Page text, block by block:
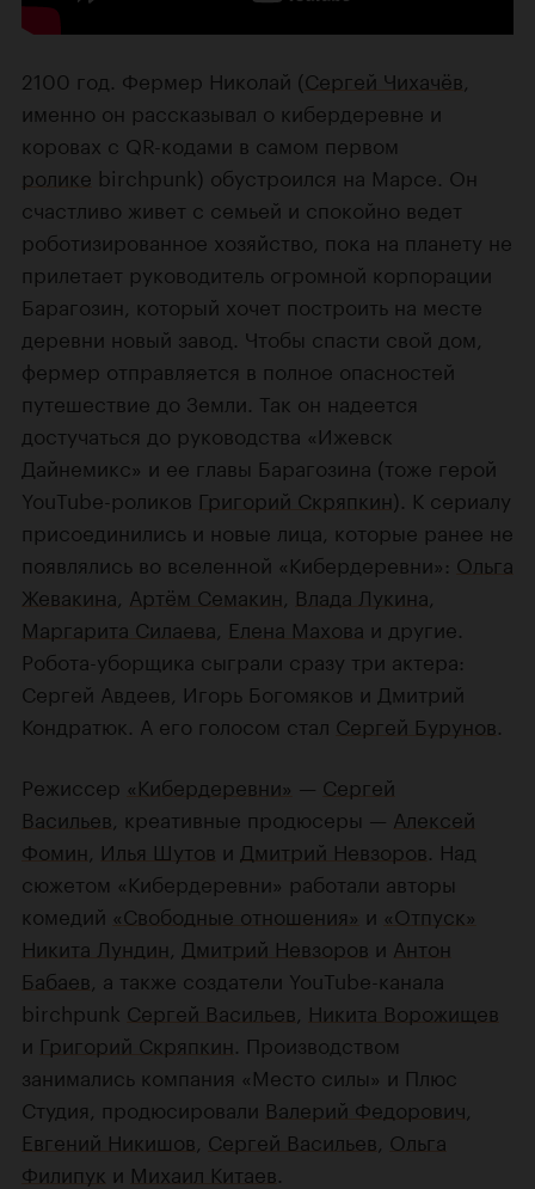
2100 год. Фермер Николай (Сергей Чихачёв
именно он рассказывал о кибердеревне и
коровах с QR-кодами в самом первом
ролике birchpunk) обустроился на Марсе. Он
счастливо живет с семьей и спокойно ведет
роботизированное хозяйство, пока на планету не
прилетает руководитель огромной корпорации
Барагозин, который хочет построить на месте
деревни новый завод. Чтобы спасти свой дом,
фермер отправляется в полное опасностей
путешествие до Земли. Так он надеется
достучаться до руководства «Ижевск
Дайнемикс» и ее главы Барагозина (тоже герой
YouTube-роликов Григорий Скряпкин). К сериалу
присоединились и новые лица, которые ранее не
появлялись во вселенной «Кибердеревни»: Ольга
Жевакина Артём Семакин Влада Лукина
Маргарита Силаева Елена Махова и другие.
Робота-уборщика сыграли сразу три актера:
Сергей Авдеев, Игорь Богомяков и Дмитрий
Кондратюк. А его голосом стал Сергей Бурунов
Режиссер «Кибердеревни» — Сергей
Васильев , креативные продюсеры — Алексей
Фомин Илья Шутов и Дмитрий Невзоров . Над
сюжетом «Кибердеревни» работали авторы
комедий «Свободные отношения» и «Отпуск»
Никита Лундин Дмитрий Невзоров и Антон
Бабаев , а также создатели YouTube-канала
birchpunk Сергей Васильев Никита Ворожищев
и Григорий Скряпкин . Производством
занимались компания «Место силы» и Плюс
Студия, продюсировали Валерий Федорович
Евгений Никишов Сергей Васильев Ольга
Филипук и Михаил Китаев